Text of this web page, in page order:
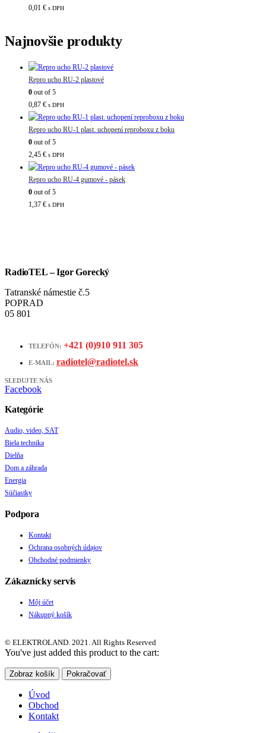
0,01 € s DPH
Najnovšie produkty
Repro ucho RU-2 plastové
0 out of 5
0,87 € s DPH
Repro ucho RU-1 plast. uchopení reproboxu z boku
0 out of 5
2,45 € s DPH
Repro ucho RU-4 gumové - pásek
0 out of 5
1,37 € s DPH
RadioTEL – Igor Gorecký
Tatranské námestie č.5
POPRAD
05 801
TELEFÓN: +421 (0)910 911 305
E-MAIL: radiotel@radiotel.sk
SLEDUJTE NÁS
Facebook
Kategórie
Audio, video, SAT
Biela technika
Dielňa
Dom a záhrada
Energia
Súčiastky
Podpora
Kontakt
Ochrana osobných údajov
Obchodné podmienky
Zákaznícky servis
Môj účet
Nákupný košík
© ELEKTROLAND. 2021. All Rights Reserved
You've just added this product to the cart:
Zobraz košík Pokračovať
Úvod
Obchod
Kontakt